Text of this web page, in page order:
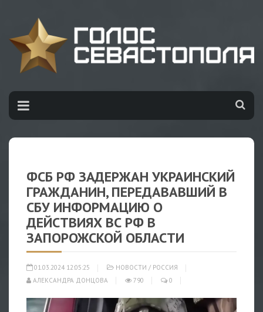
ФСБ РФ ЗАДЕРЖАН УКРАИНСКИЙ
ГРАЖДАНИН, ПЕРЕДАВАВШИЙ В
СБУ ИНФОРМАЦИЮ О
ДЕЙСТВИЯХ ВС РФ В
ЗАПОРОЖСКОЙ ОБЛАСТИ
01.03.2024 12:05:25 НОВОСТИ / РОССИЯ
АЛЕКСАНДРА ДОНЦОВА
790 0